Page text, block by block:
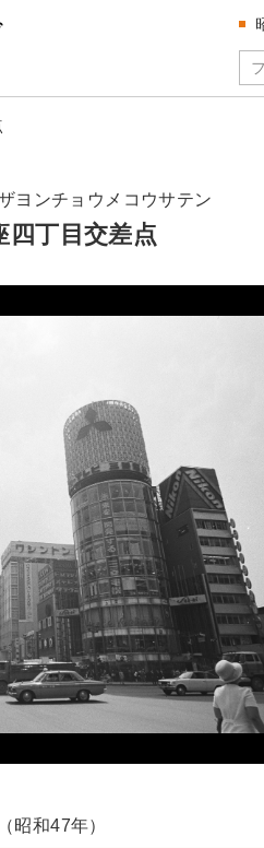
ヨンチョウメコウサテン
四丁目交差点
昭和47年）